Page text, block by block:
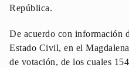
República.
De acuerdo con información
Estado Civil, en el
de votación, de los cuales